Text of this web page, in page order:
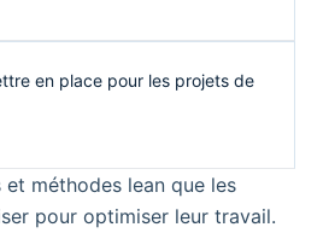
en place pour les projets de
méthodes lean que les
pour optimiser leur travail.